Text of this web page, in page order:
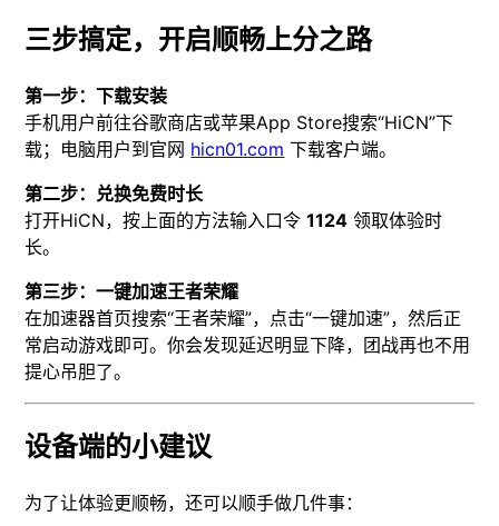
三步搞定，开启顺畅上分之路
第一步：下载安装
手机用户前往谷歌商店或苹果App Store搜索“HiCN”下
载；电脑用户到官网 hicn01.com 下载客户端。
第二步：兑换免费时长
打开HiCN，按上面的方法输入口令1124 领取体验时
长。
第三步：一键加速王者荣耀
在加速器首页搜索“王者荣耀”，点击“一键加速”，然后正
常启动游戏即可。你会发现延迟明显下降，团战再也不用
提心吊胆了。
设备端的小建议
为了让体验更顺畅，还可以顺手做几件事：